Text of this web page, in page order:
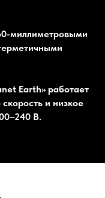
миллиметровыми
Earth» работает
и низкое
В.